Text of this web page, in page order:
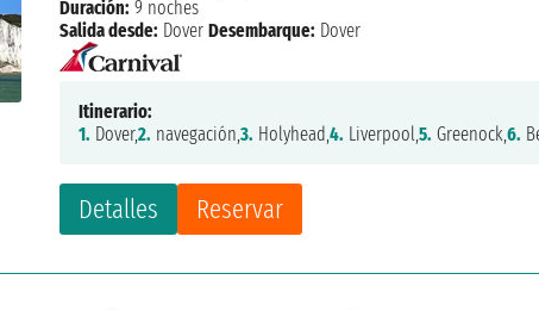
Detalles Reservar
Duración: 9 noches
Salida desde: Dover Desembarque: Dover
Itinerario:
1. Dover,2. navegación,3. Holyhead,4. Liverpool,5. Greenock,6.